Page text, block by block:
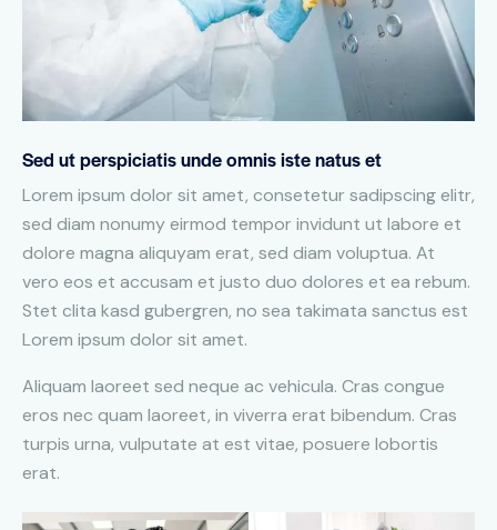
Sed ut perspiciatis unde omnis iste natus et
Lorem ipsum dolor sit amet, consetetur sadipscing elitr,
sed diam nonumy eirmod tempor invidunt ut labore et
dolore magna aliquyam erat, sed diam voluptua. At
vero eos et accusam et justo duo dolores et ea rebum.
Stet clita kasd gubergren, no sea takimata sanctus est
Lorem ipsum dolor sit amet.
Aliquam laoreet sed neque ac vehicula. Cras congue
eros nec quam laoreet, in viverra erat bibendum. Cras
turpis urna, vulputate at est vitae, posuere lobortis
erat.